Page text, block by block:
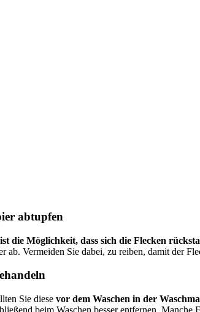
abtupfen
die Möglichkeit, dass sich die Flecken
ab. Vermeiden Sie dabei, zu reiben, damit der
Sie diese vor dem Waschen in der
beim Waschen besser entfernen.